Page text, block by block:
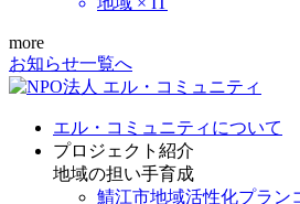
more
お知らせ一覧へ
エル・コミュニティについて
プロジェクト紹介
地域の担い手育成
鯖江市地域活性化プラン